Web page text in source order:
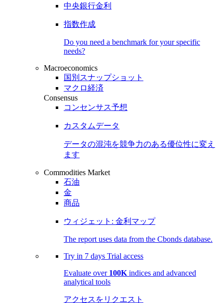
中央銀行金利
指数作成
Do you need a benchmark for your specific
needs?
Macroeconomics
国別スナップショット
マクロ経済
Consensus
コンセンサス予想
カスタムデータ
データの混沌を競争力のある優位性に変え
ます
Commodities Market
石油
金
商品
ウィジェット: 金利マップ
The report uses data from the Cbonds database.
Try in 7 days Trial access
Evaluate over 100K indices and advanced
analytical tools
アクセスをリクエスト